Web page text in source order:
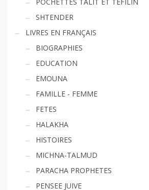
POCHETTES TALIT ET TEFILIN
SHTENDER
LIVRES EN FRANÇAIS
BIOGRAPHIES
EDUCATION
EMOUNA
FAMILLE - FEMME
FETES
HALAKHA
HISTOIRES
MICHNA-TALMUD
PARACHA PROPHETES
PENSEE JUIVE